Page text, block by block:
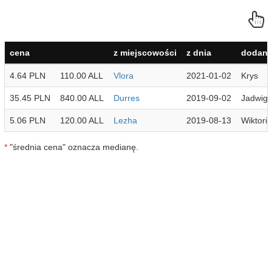
cena z miejscowości z dnia
4.64 PLN 110.00 ALL Vlora 2021-01-02 Krys
35.45 PLN 840.00 ALL Durres 2019-09-02 Jadwiga
5.06 PLN 120.00 ALL Lezha 2019-08-13 Wiktoria
* "średnia cena" oznacza medianę.